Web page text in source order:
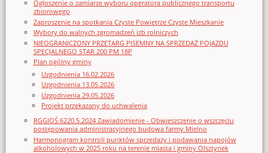
Ogłoszenie o zamiarze wyboru operatora publicznego transportu
zbiorowego
Zaproszenie na spotkania Czyste Powietrze Czyste Mieszkanie
Wybory do walnych zgromadzeń izb rolniczych
NIEOGRANICZONY PRZETARG PISEMNY NA SPRZEDAŻ POJAZDU
SPECJALNEGO STAR 200 PM 18P
Plan ogólny gminy
Uzgodnienia 16.02.2026
Uzgodnienia 13.05.2026
Uzgodnienia 29.05.2026
Projekt przekazany do uchwalenia
RGGIOŚ.6220.5.2024 Zawiadomienie - Obwieszczenie o wszczęciu
postępowania administracyjnego budowa farmy Mielno
Harmonogram kontroli punktów sprzedaży i podawania napojów
alkoholowych w 2025 roku na terenie miasta i gminy Olsztynek